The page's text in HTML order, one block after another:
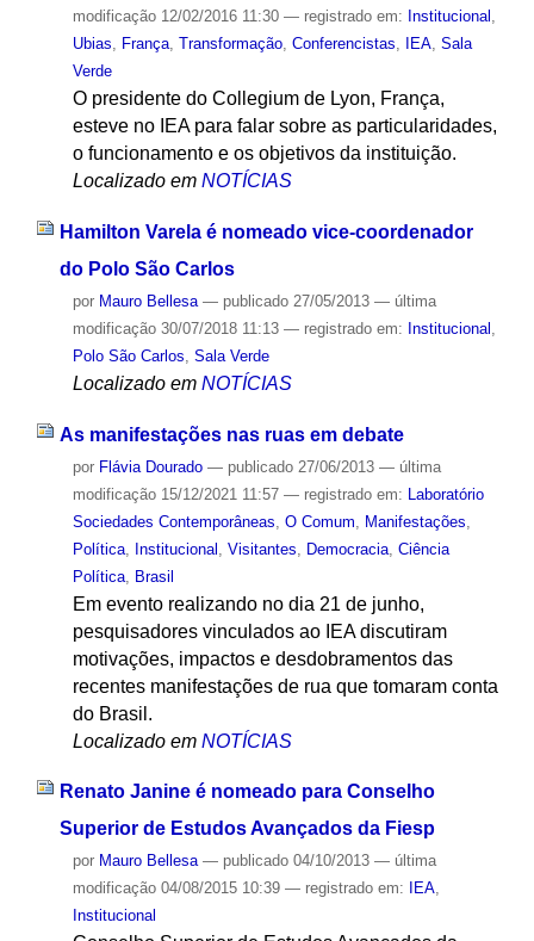
modificação12/02/2016 11:30 — registrado em: Institucional ,
Ubias, França, Transformação, Conferencistas, IEA, Sala
Verde
O presidente do Collegium de Lyon, França,
esteve no IEA para falar sobre as particularidades,
o funcionamento e os objetivos da instituição.
Localizado em NOTÍCIAS
Hamilton Varela é nomeado vice-coordenador
do Polo São Carlos
por Mauro Bellesa — publicado27/05/2013 — última
modificação30/07/2018 11:13 — registrado em: Institucional ,
Polo São Carlos, Sala Verde
Localizado em NOTÍCIAS
As manifestações nas ruas em debate
por Flávia Dourado — publicado27/06/2013 — última
modificação15/12/2021 11:57 — registrado em: Laboratório
Sociedades Contemporâneas O Comum Manifestações
Política, Institucional Visitantes Democracia, Ciência
Política, Brasil
Em evento realizando no dia 21 de junho,
pesquisadores vinculados ao IEA discutiram
motivações, impactos e desdobramentos das
recentes manifestações de rua que tomaram conta
do Brasil.
Localizado em NOTÍCIAS
Renato Janine é nomeado para Conselho
Superior de Estudos Avançados da Fiesp
por Mauro Bellesa — publicado04/10/2013 — última
modificação04/08/2015 10:39 — registrado em: IEA,
Institucional